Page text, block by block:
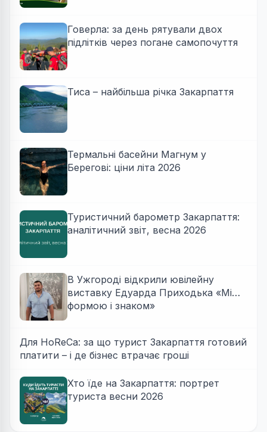
Говерла: за день рятували двох
підлітків через погане самопочуття
Тиса – найбільша річка Закарпаття
Термальні басейни Магнум у
Берегові: ціни літа 2026
Туристичний барометр Закарпаття:
аналітичний звіт, весна 2026
В Ужгороді відкрили ювілейну
виставку Едуарда Приходька «Між
формою і знаком»
Для HoReCa: за що турист Закарпаття готовий
платити – і де бізнес втрачає гроші
Хто їде на Закарпаття: портрет
туриста весни 2026